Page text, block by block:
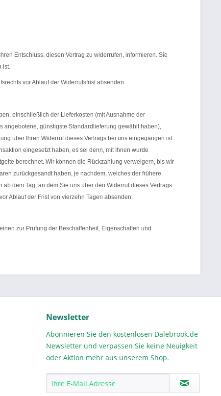
Entschluss, diesen Vertrag zu widerrufen, informieren. Sie
ist.
vor Ablauf der Widerrufsfrist absenden.
einschließlich der Lieferkosten (mit Ausnahme der
angebotene, günstigste Standardlieferung gewählt haben),
über Ihren Widerruf dieses Vertrags bei uns eingegangen ist.
eingesetzt haben, es sei denn, mit Ihnen wurde
berechnet. Wir können die Rückzahlung verweigern, bis wir
zurückgesandt haben, je nachdem, welches der frühere
dem Tag, an dem Sie uns über den Widerruf dieses Vertrags
Ablauf der Frist von vierzehn Tagen absenden.
zur Prüfung der Beschaffenheit, Eigenschaften und
Newsletter
Abonnieren Sie den kostenlosen Dalebrook.de
Newsletter und verpassen Sie keine Neuigkeit
oder Aktion mehr aus unserem Shop.